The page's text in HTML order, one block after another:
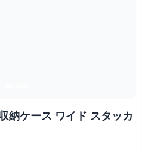
納ケース ワイド スタッカ